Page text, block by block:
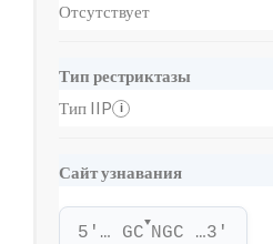
Отсутствует
Тип рестриктазы
Тип IIP
i
Сайт узнавания
5'… GC
▼
NGC …3'